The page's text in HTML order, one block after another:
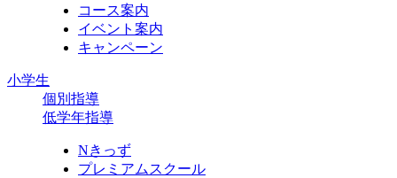
コース案内
イベント案内
キャンペーン
小学生
個別指導
低学年指導
Nきっず
プレミアムスクール